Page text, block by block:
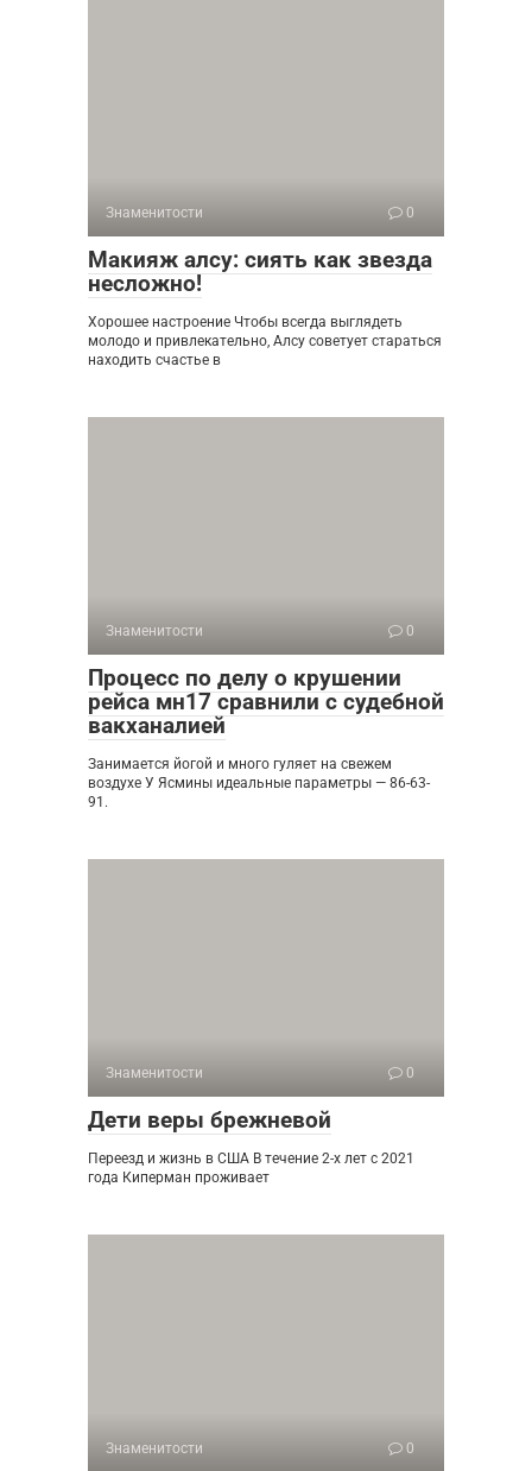
Знаменитости 0
Макияж алсу: сиять как звезда
несложно!
Хорошее настроение Чтобы всегда выглядеть
молодо и привлекательно, Алсу советует стараться
находить счастье в
Знаменитости 0
Процесс по делу о крушении
рейса мн17 сравнили с судебной
вакханалией
Занимается йогой и много гуляет на свежем
воздухе У Ясмины идеальные параметры — 86-63-
91.
Знаменитости 0
Дети веры брежневой
Переезд и жизнь в США В течение 2-х лет с 2021
года Киперман проживает
Знаменитости 0